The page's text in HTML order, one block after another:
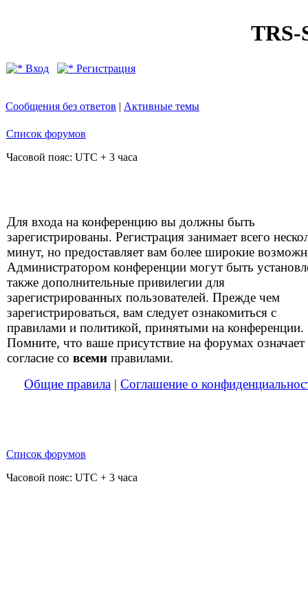
TRS-
Вход Регистрация
Сообщения без ответов | Активные темы
Список форумов
Часовой пояс: UTC + 3 часа
Для входа на конференцию вы должны быть
зарегистрированы. Регистрация занимает всего
минут, но предоставляет вам более широкие
Администратором конференции могут быть
также дополнительные привилегии для
зарегистрированных пользователей. Прежде чем
зарегистрироваться, вам следует ознакомиться с
правилами и политикой, принятыми на конференции.
Помните, что ваше присутствие на форумах означает
согласие со всеми правилами.
Общие правила | Соглашение о
Список форумов
Часовой пояс: UTC + 3 часа